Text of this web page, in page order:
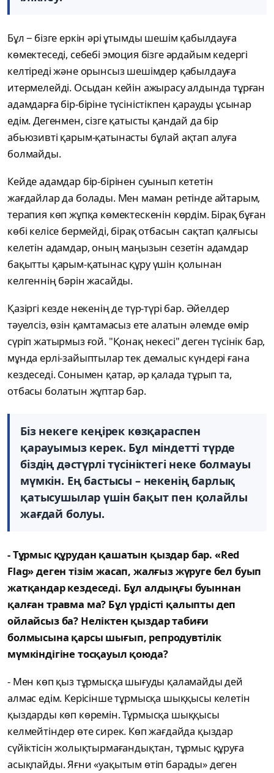
Бұл ‒ бізге еркін әрі ұтымды шешім қабылдауға
көмектеседі, себебі эмоция бізге әрдайым кедергі
келтіреді және орынсыз шешімдер қабылдауға
итермелейді. Осыдан кейін ажырасу алдында тұрған
адамдарға бір-біріне түсіністікпен қарауды ұсынар
едім. Дегенмен, сізге қатысты қандай да бір
абьюзивті қарым-қатынасты бұлай ақтап алуға
болмайды.
Кейде адамдар бір-бірінен суынып кететін
жағдайлар да болады. Мен маман ретінде айтарым,
терапия көп жұпқа көмектескенін көрдім. Бірақ бұған
көбі келісе бермейді, бірақ отбасын сақтап қалғысы
келетін адамдар, оның маңызын сезетін адамдар
бақытты қарым-қатынас құру үшін қолынан
келгеннің бәрін жасайды.
Қазіргі кезде некенің де түр-түрі бар. Әйелдер
тәуелсіз, өзін қамтамасыз ете алатын әлемде өмір
сүріп жатырмыз ғой. "Қонақ некесі" деген түсінік бар,
мұнда ерлі-зайыптылар тек демалыс күндері ғана
кездеседі. Сонымен қатар, әр қалада тұрып та,
отбасы болатын жұптар бар.
Біз некеге кеңірек көзқараспен
қарауымыз керек. Бұл міндетті түрде
біздің дәстүрлі түсініктегі неке болмауы
мүмкін. Ең бастысы – некенің барлық
қатысушылар үшін бақыт пен қолайлы
жағдай болуы.
- Тұрмыс құрудан қашатын қыздар бар. «Red
Flag» деген тізім жасап, жалғыз жүруге бел буып
жатқандар кездеседі. Бұл алдыңғы буыннан
қалған травма ма? Бұл үрдісті қалыпты деп
ойлайсыз ба? Неліктен қыздар табиғи
болмысына қарсы шығып, репродувтілік
мүмкіндігіне тосқауыл қоюда?
- Мен көп қыз тұрмысқа шығуды қаламайды дей
алмас едім. Керісінше тұрмысқа шыққысы келетін
қыздарды көп көремін. Тұрмысқа шыққысы
келмейтіндер өте сирек. Көп жағдайда қыздар
сүйіктісін жолықтырмағандықтан, тұрмыс құруға
асықпайды. Яғни «уақытым өтіп барады» деген